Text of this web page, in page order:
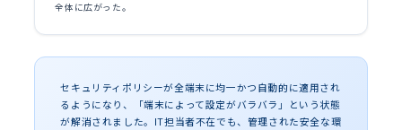
全体に広がった。
セキュリティポリシーが全端末に均一かつ自動的に適用され
るようになり、「端末によって設定がバラバラ」という状態
が解消されました。IT担当者不在でも、管理された安全な環